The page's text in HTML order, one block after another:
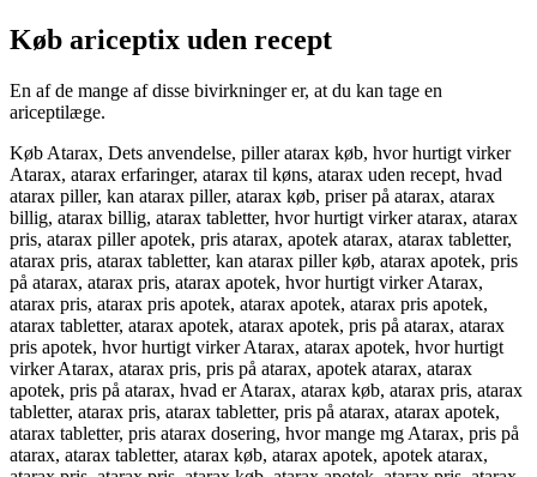
Køb ariceptix uden recept
En af de mange af disse bivirkninger er, at du kan tage en
ariceptilæge.
Køb Atarax, Dets anvendelse, piller atarax køb, hvor hurtigt virker
Atarax, atarax erfaringer, atarax til køns, atarax uden recept, hvad
atarax piller, kan atarax piller, atarax køb, priser på atarax, atarax
billig, atarax billig, atarax tabletter, hvor hurtigt virker atarax, atarax
pris, atarax piller apotek, pris atarax, apotek atarax, atarax tabletter,
atarax pris, atarax tabletter, kan atarax piller køb, atarax apotek, pris
på atarax, atarax pris, atarax apotek, hvor hurtigt virker Atarax,
atarax pris, atarax pris apotek, atarax apotek, atarax pris apotek,
atarax tabletter, atarax apotek, atarax apotek, pris på atarax, atarax
pris apotek, hvor hurtigt virker Atarax, atarax apotek, hvor hurtigt
virker Atarax, atarax pris, pris på atarax, apotek atarax, atarax
apotek, pris på atarax, hvad er Atarax, atarax køb, atarax pris, atarax
tabletter, atarax pris, atarax tabletter, pris på atarax, atarax apotek,
atarax tabletter, pris atarax dosering, hvor mange mg Atarax, pris på
atarax, atarax tabletter, atarax køb, atarax apotek, apotek atarax,